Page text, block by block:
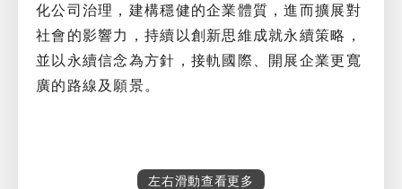
化公司治理，建構穩健的企業體質，進而擴展對
社會的影響力，持續以創新思維成就永續策略，
並以永續信念為方針，接軌國際、開展企業更寬
廣的路線及願景。
左右滑動查看更多